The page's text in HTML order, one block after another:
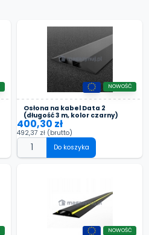
Osłona na kabel Data 2
(długość 3 m, kolor czarny)
NOWOŚĆ
400,30 zł
492,37 zł (brutto)
Do koszyka
NOWOŚĆ